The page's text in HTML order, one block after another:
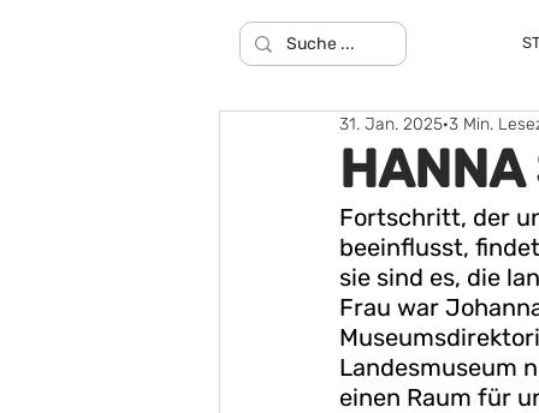
HANNA
31. Jan. 2025 3 Min.
Fortschritt, der
beeinflusst,
sie sind es, die
Frau war
Landesmuseum
einen Raum für